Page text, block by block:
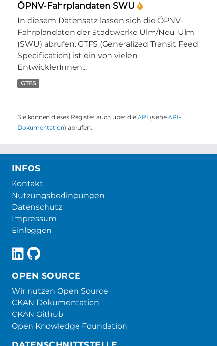
ÖPNV-Fahrplandaten SWU
In diesem Datensatz lassen sich die ÖPNV-
Fahrplandaten der Stadtwerke Ulm/Neu-Ulm
(SWU) abrufen. GTFS (Generalized Transit Feed
Specification) ist ein von vielen
EntwicklerInnen...
GTFS
Sie können dieses Register auch über die API (siehe API-
Dokumentation) abrufen.
INFOS
Kontakt
Nutzungsbedingungen
Datenschutz
Impressum
Einloggen
OPEN SOURCE
Wir nutzen Open Source
CKAN Dokumentation
CKAN Github
Open Knowledge Foundation